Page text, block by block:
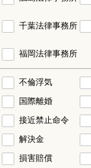
千葉法律事務所
福岡法律事務所
不倫浮気
国際離婚
接近禁止命令
解決金
損害賠償